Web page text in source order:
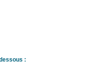
: